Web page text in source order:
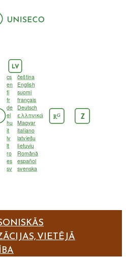
LV
cs
čeština
en
English
fi
suomi
fr
français
de
Deutsch
el
ελληνικά
hu
Magyar
it
italiano
lv
latviešu
lt
lietuvių
ro
Română
es
español
sv
svenska
RG Z
VIETĒJĀ